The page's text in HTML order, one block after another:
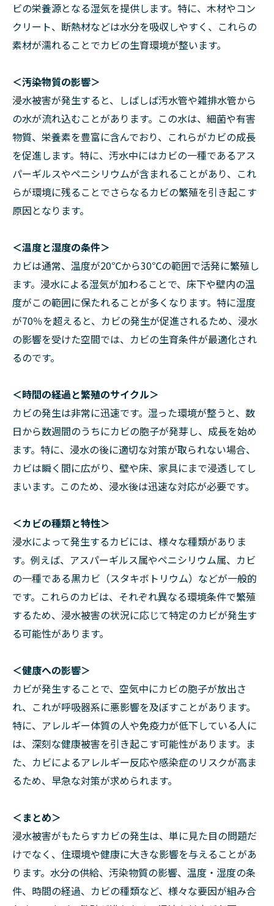
ビの栄養源となる湿気を提供します。特に、木材やコン
クリート、断熱材などは水分を吸収しやすく、これらの
素材が濡れることでカビの生育環境が整います。
＜汚染物質の影響＞
浸水被害が発生すると、しばしば汚水管や雑排水管から
の水が流れ込むことがあります。この水は、細菌や有害
物質、栄養素を豊富に含んでおり、これらがカビの成長
を促進します。特に、汚水中にはカビの一種であるアス
パーギルスやペニシリウムが含まれることがあり、これ
らが環境に残ることでさらなるカビの繁殖を引き起こす
原因となります。
＜温度と湿度の条件＞
カビは通常、温度が20℃から30℃の範囲で活発に繁殖し
ます。浸水による湿気が加わることで、床下や壁内の温
度がこの範囲に保たれることが多くなります。特に湿度
が70％を超えると、カビの発生が促進されるため、浸水
の影響を受けた空間では、カビの生育条件が最適化され
るのです。
＜時間の経過と繁殖のサイクル＞
カビの発生は非常に迅速です。湿った環境が整うと、数
日から数週間のうちにカビの胞子が発芽し、成長を始め
ます。特に、浸水の後に適切な対策が取られない場合、
カビは瞬く間に広がり、壁や床、家具にまで浸透してし
まいます。このため、浸水後は迅速な対応が必要です。
＜カビの種類と特性＞
浸水によって発生するカビには、様々な種類がありま
す。例えば、アスパーギルス属やペニシリウム属、カビ
の一種である黒カビ（スタキボトリウム）などが一般的
です。これらのカビは、それぞれ異なる環境条件で繁殖
するため、浸水被害の状況に応じて特定のカビが発生す
る可能性があります。
＜健康への影響＞
カビが発生することで、空気中にカビの胞子が放出さ
れ、これが呼吸器系に悪影響を及ぼすことがあります。
特に、アレルギー体質の人や免疫力が低下している人に
は、深刻な健康被害を引き起こす可能性があります。ま
た、カビによるアレルギー反応や感染症のリスクが高ま
るため、早急な対策が求められます。
＜まとめ＞
浸水被害がもたらすカビの発生は、単に見た目の問題だ
けでなく、住環境や健康に大きな影響を与えることがあ
ります。水分の供給、汚染物質の影響、温度・湿度の条
件、時間の経過、カビの種類など、様々な要因が組み合